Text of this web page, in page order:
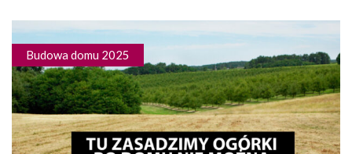
Budowa domu 2025